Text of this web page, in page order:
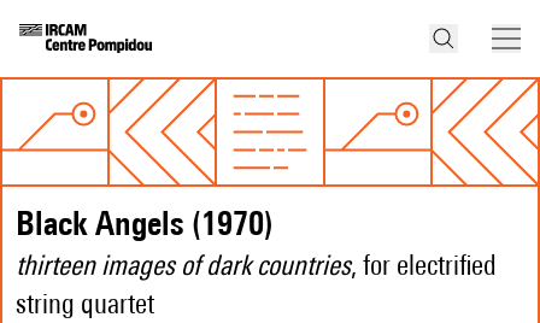
Black Angels (1970)
thirteen images of dark countries, for electrified
string quartet